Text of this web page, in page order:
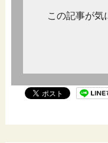
この記事が気